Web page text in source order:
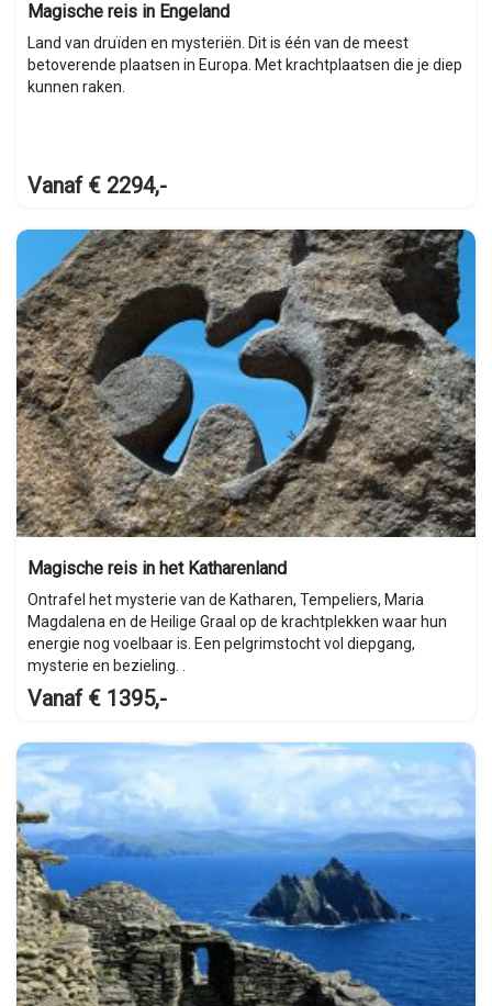
Magische reis in Engeland
Land van druïden en mysteriën. Dit is één van de meest
betoverende plaatsen in Europa. Met krachtplaatsen die je diep
kunnen raken.
Vanaf € 2294,-
Magische reis in het Katharenland
Ontrafel het mysterie van de Katharen, Tempeliers, Maria
Magdalena en de Heilige Graal op de krachtplekken waar hun
energie nog voelbaar is. Een pelgrimstocht vol diepgang,
mysterie en bezieling. .
Vanaf € 1395,-